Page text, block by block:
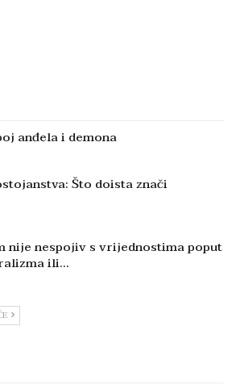
anđela i demona
Što doista znači
nije nespojiv s vrijednostima poput
ili…